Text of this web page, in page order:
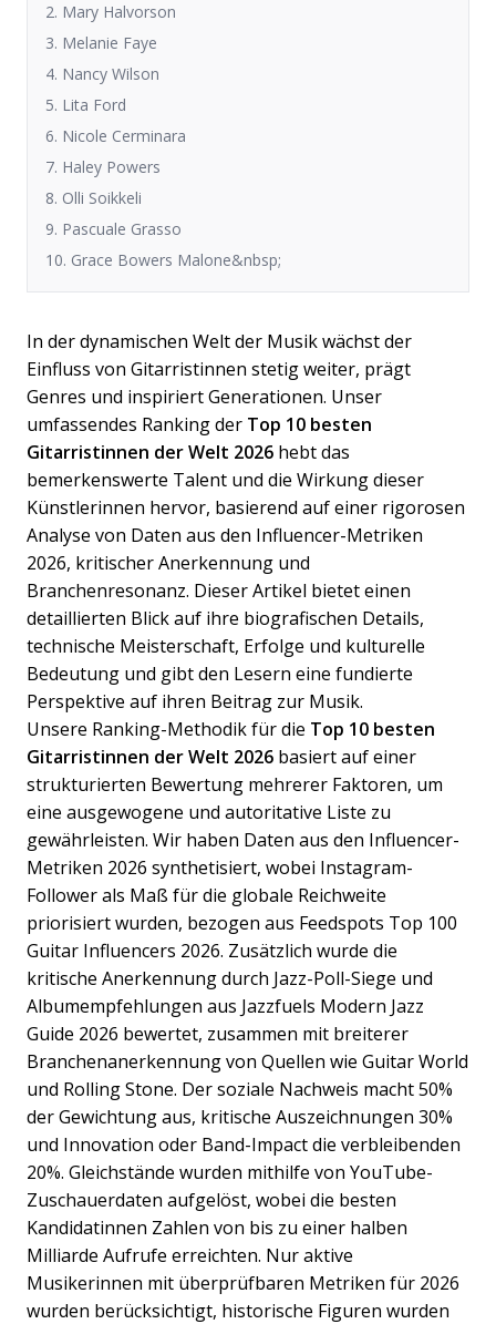
2. Mary Halvorson
3. Melanie Faye
4. Nancy Wilson
5. Lita Ford
6. Nicole Cerminara
7. Haley Powers
8. Olli Soikkeli
9. Pascuale Grasso
10. Grace Bowers Malone&nbsp;
In der dynamischen Welt der Musik wächst der
Einfluss von Gitarristinnen stetig weiter, prägt
Genres und inspiriert Generationen. Unser
umfassendes Ranking der Top 10 besten
Gitarristinnen der Welt 2026 hebt das
bemerkenswerte Talent und die Wirkung dieser
Künstlerinnen hervor, basierend auf einer rigorosen
Analyse von Daten aus den Influencer-Metriken
2026, kritischer Anerkennung und
Branchenresonanz. Dieser Artikel bietet einen
detaillierten Blick auf ihre biografischen Details,
technische Meisterschaft, Erfolge und kulturelle
Bedeutung und gibt den Lesern eine fundierte
Perspektive auf ihren Beitrag zur Musik.
Unsere Ranking-Methodik für die Top 10 besten
Gitarristinnen der Welt 2026 basiert auf einer
strukturierten Bewertung mehrerer Faktoren, um
eine ausgewogene und autoritative Liste zu
gewährleisten. Wir haben Daten aus den Influencer-
Metriken 2026 synthetisiert, wobei Instagram-
Follower als Maß für die globale Reichweite
priorisiert wurden, bezogen aus Feedspots Top 100
Guitar Influencers 2026. Zusätzlich wurde die
kritische Anerkennung durch Jazz-Poll-Siege und
Albumempfehlungen aus Jazzfuels Modern Jazz
Guide 2026 bewertet, zusammen mit breiterer
Branchenanerkennung von Quellen wie Guitar World
und Rolling Stone. Der soziale Nachweis macht 50%
der Gewichtung aus, kritische Auszeichnungen 30%
und Innovation oder Band-Impact die verbleibenden
20%. Gleichstände wurden mithilfe von YouTube-
Zuschauerdaten aufgelöst, wobei die besten
Kandidatinnen Zahlen von bis zu einer halben
Milliarde Aufrufe erreichten. Nur aktive
Musikerinnen mit überprüfbaren Metriken für 2026
wurden berücksichtigt, historische Figuren wurden